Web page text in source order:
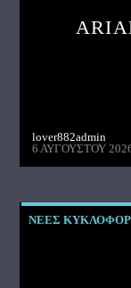
lover882admin
6 ΑΥΓΟΎΣΤΟΥ
ΝΕΕΣ